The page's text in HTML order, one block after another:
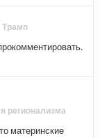
регионализма
материнские